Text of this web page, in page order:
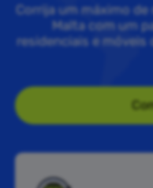
Corrija um máximo
Malta com um
residenciais e móveis